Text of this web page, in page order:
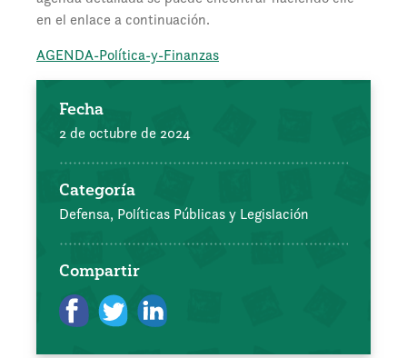
en el enlace a continuación.
AGENDA-Política-y-Finanzas
Fecha
2 de octubre de 2024
Categoría
Defensa, Políticas Públicas y Legislación
Compartir